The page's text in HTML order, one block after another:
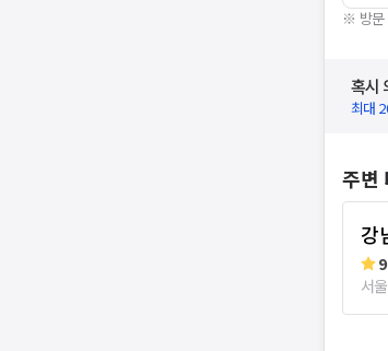
※ 방문
혹시
최대
주변
강
서